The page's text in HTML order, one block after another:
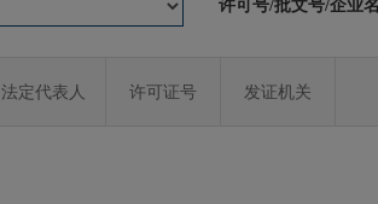
许可号/批文号/企业
法定代表人 许可证号 发证机关